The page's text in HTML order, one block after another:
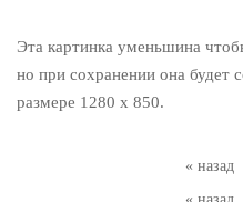
« назад
Эта картинка уменьшина
но при сохранении она будет
размере 1280 x 850.